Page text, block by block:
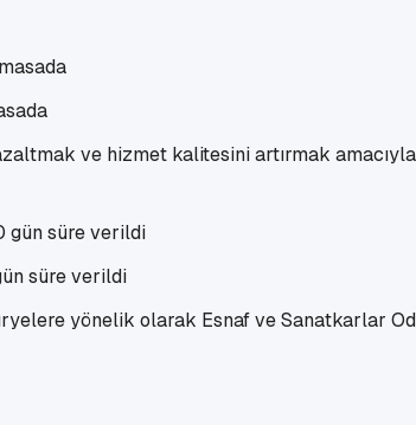
ve hizmet kalitesini artırmak
süre verildi
yönelik olarak Esnaf ve Sanatkarlar